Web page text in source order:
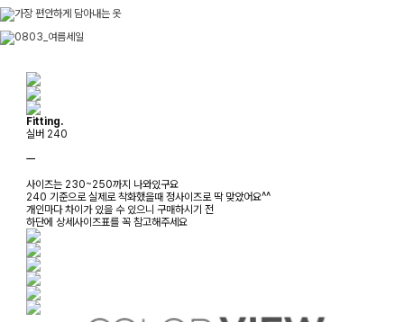
Fitting.
실버 240
ㅡ
사이즈는 230~250까지 나와있구요
240 기준으로 실제로 착화했을때 정사이즈로 딱 맞았어요^^
개인마다 차이가 있을 수 있으니 구매하시기 전
하단에 상세사이즈표를 꼭 참고해주세요